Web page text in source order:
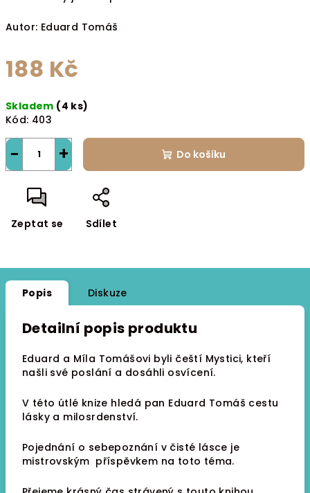
Autor: Eduard Tomáš
188 Kč
cena:
Skladem (4 ks)
Kód: 403
+
− Do košíku
Zeptat se Sdílet
Popis Diskuze
Detailní popis produktu
Eduard a Míla Tomášovi byli čeští Mystici, kteří
našli své poslání a dosáhli osvícení.
V této útlé knize hledá pan Eduard Tomáš cestu
lásky a milosrdenství.
Pojednání o sebepoznání v čisté lásce je
mistrovským příspěvkem na toto téma.